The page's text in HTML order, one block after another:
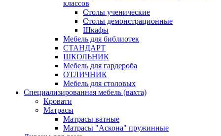
классов
Столы ученические
Столы демонстрационные
Шкафы
Мебель для библиотек
СТАНДАРТ
ШКОЛЬНИК
Мебель для гардероба
ОТЛИЧНИК
Мебель для столовых
Специализированная мебель (вахта)
Кровати
Матрасы
Матрасы ватные
Матрасы "Аскона" пружинные